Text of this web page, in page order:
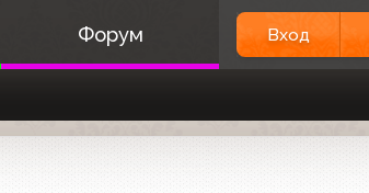
Форум Вход